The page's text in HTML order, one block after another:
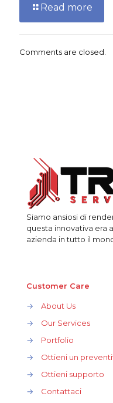
Read more
Comments are closed.
Siamo ansiosi di
questa innovativa era
azienda in tutto il
Customer Care
→
About Us
→
Our Services
→
Portfolio
→
Ottieni un
→
Ottieni supporto
→
Contattaci